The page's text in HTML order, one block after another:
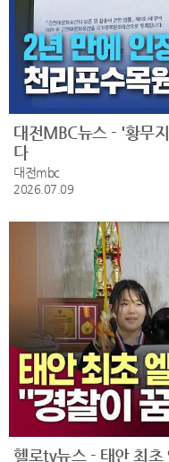
대전MBC뉴스 - '황무
다
대전mbc
2026.07.09
헬로tv뉴스 - 태안 최